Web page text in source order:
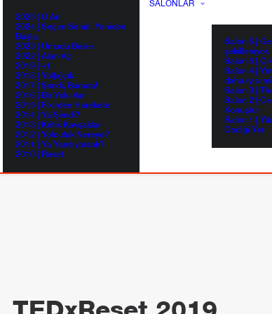
2025 | O An
2024 | Seçim Senin, Yeniden
Başla.
2023 | Umudu Besle
2022 | Alan Aç
2019 | +1
2018 | Yol(a)çık
2017 | Şimdi, Burada!
2016 | Bir Yolu Var
2015 | Fikirden Harekete
2014 | Ya Şimdi?
2013 | Kritik Kavşaklar
2012 | Yolculuk Nereye?
2011 | Ya Yanılıyorsak?
2010 | Reset
SALONLAR
Salon 6 |
şekilleniyor.
Salon 5 |
Salon 4 |
daha iyisi
Salon 3 |
Salon 2 |
Konuştur
Salon 1 |
Dediği Yer